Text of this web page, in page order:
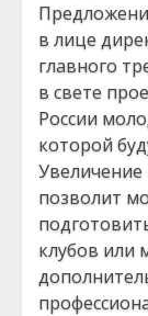
в лице
главного
в свете
России
которой
Увеличение
позволит
клубов или